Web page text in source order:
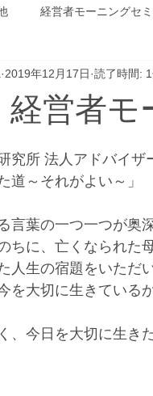
経営者モーニングセ
経営者
2019年12月17日 読了時間:
究所 法人アドバイザ
道～それがよい～」
言葉の一つ一つが奥
ちに、亡くなられた
人生の宿題をいただ
を大切に生きている
、今日を大切に生き